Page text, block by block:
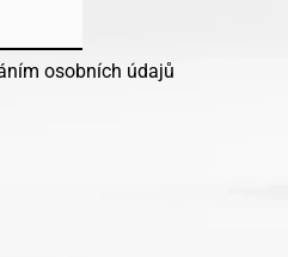
osobních údajů